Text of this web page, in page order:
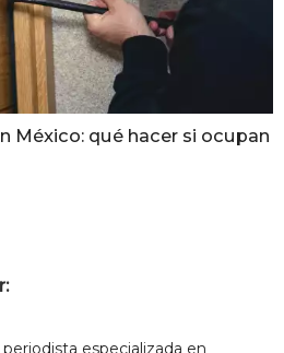
México: qué hacer si ocupan
especializada en